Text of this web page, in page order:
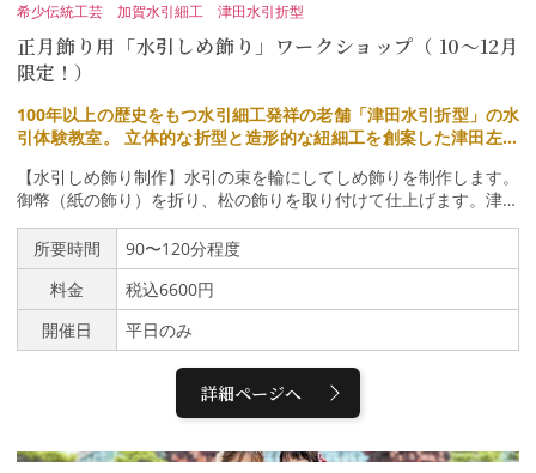
おります。当日サンプルをご覧になってお選び頂いても大丈夫で
す。【水引き ワークショップ スペース】100年以上の歴史をもつ
水引細工発祥の老舗「津田水引折型」。立体的な折型と造形的な紐
細工を創案した津田左右吉（加賀水引初代）の作品など、先代の作
品の並ぶスペース（２F）で行います。津田左右吉の作品は日本で
最も古い水引細工であり、当時の図案集や希少資料なども同スペー
正月飾り用「水引しめ飾り」ワークショップ（ 10～12月
限定！）
希少伝統工芸 加賀水引細工 津田水引折型
100年以上の歴史をもつ水引細工発祥の老舗「津田水引折型」の水
引体験教室。 立体的な折型と造形的な紐細工を創案した津田左右
F）で行います。
【水引しめ飾り制作】水引の束を輪にしてしめ飾りを制作します。
御幣（紙の飾り）を折り、松の飾りを取り付けて仕上げます。津田
水引 店内（１F）では、１００色以上の水引素材（紐）の販売もし
ております。他にも、津田水引のアクセサリーブランド「knot -ノ
ット-」の販売や、ご祝儀袋（のし袋）、水引アート作品なども展
示販売しております。体験して頂く制作物は他にも、様々なメニュ
ーをご用意しております。当日サンプルをご覧になってお選び頂い
ても大丈夫です。【水引き ワークショップ スペース】100年以上
と造形的な紐細工を創案した津田左右吉（加賀水引初代）の作品な
ど、先代の作品の並ぶスペース（２F）で行います。津田左右吉の
ども同スペースでご覧いただけます。
所要時間
90〜120分程度
料金
税込6600円
開催日
平日のみ
詳細ページへ